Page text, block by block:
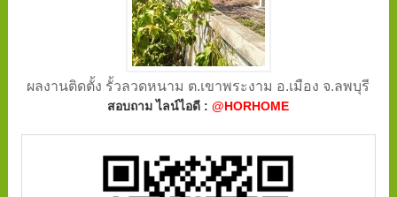
ผลงานติดตั้ง รั้วลวดหนาม ต.เขาพระงาม อ.เมือง จ.ลพบุรี
สอบถาม ไลน์ไอดี :@HORHOME